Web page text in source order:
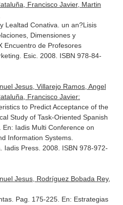
Francisco Javier, Martin
Lealtad Conativa. un an?Lisis
Dimensiones y
Encuentro de Profesores
. Esic. 2008. ISBN 978-84-
Jesus, Villarejo Ramos, Angel
Francisco Javier:
to Predict Acceptance of the
Study of Task-Oriented Spanish
En: Iadis Multi Conference on
Information Systems.
Iadis Press. 2008. ISBN 978-972-
Jesus, Rodríguez Bobada Rey,
Pag. 175-225. En: Estrategias